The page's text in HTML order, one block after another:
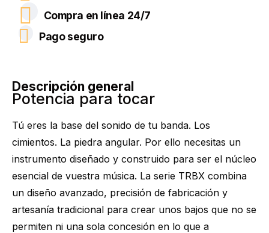
Compra en línea 24/7
Pago seguro
Descripción general
Potencia para tocar
Tú eres la base del sonido de tu banda. Los
cimientos. La piedra angular. Por ello necesitas un
instrumento diseñado y construido para ser el núcleo
esencial de vuestra música. La serie TRBX combina
un diseño avanzado, precisión de fabricación y
artesanía tradicional para crear unos bajos que no se
permiten ni una sola concesión en lo que a